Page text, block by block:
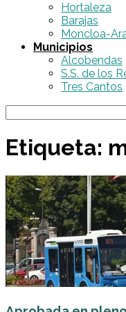
Hortaleza
Barajas
Moncloa-
Municipios
Alcobendas
S.S. de los
Tres Cantos
Etiqueta: